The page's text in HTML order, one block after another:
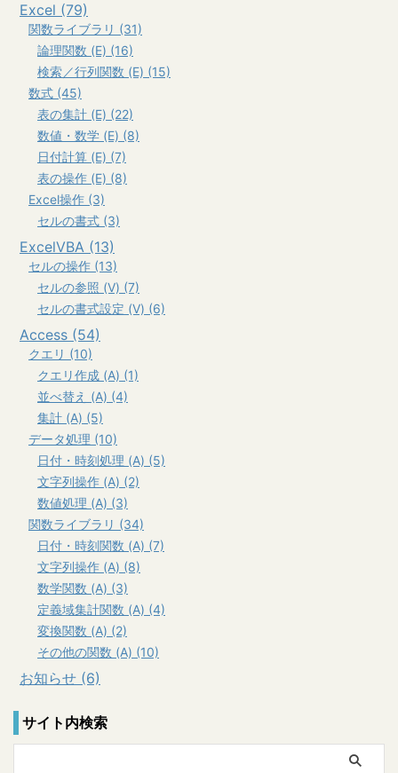
Excel (79)
関数ライブラリ (31)
論理関数 (E) (16)
検索／行列関数 (E) (15)
数式 (45)
表の集計 (E) (22)
数値・数学 (E) (8)
日付計算 (E) (7)
表の操作 (E) (8)
Excel操作 (3)
セルの書式 (3)
ExcelVBA (13)
セルの操作 (13)
セルの参照 (V) (7)
セルの書式設定 (V) (6)
Access (54)
クエリ (10)
クエリ作成 (A) (1)
並べ替え (A) (4)
集計 (A) (5)
データ処理 (10)
日付・時刻処理 (A) (5)
文字列操作 (A) (2)
数値処理 (A) (3)
関数ライブラリ (34)
日付・時刻関数 (A) (7)
文字列操作 (A) (8)
数学関数 (A) (3)
定義域集計関数 (A) (4)
変換関数 (A) (2)
その他の関数 (A) (10)
お知らせ (6)
サイト内検索